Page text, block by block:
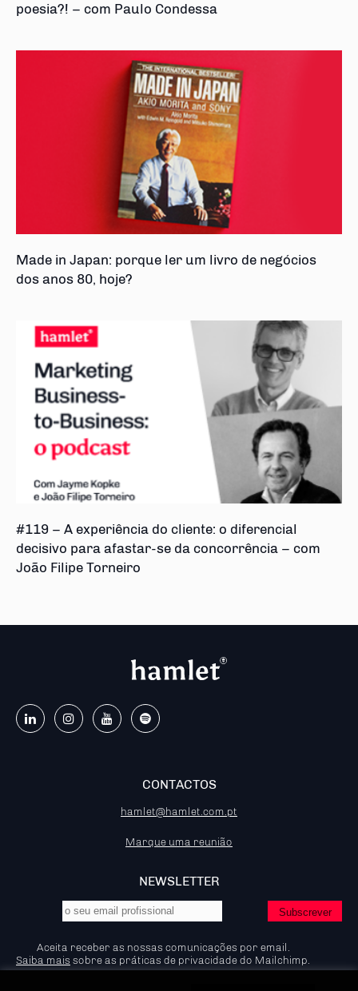
poesia?! – com Paulo Condessa
Made in Japan: porque ler um livro de negócios
dos anos 80, hoje?
#119 – A experiência do cliente: o diferencial
decisivo para afastar-se da concorrência – com
João Filipe Torneiro
CONTACTOS
hamlet@hamlet.com.pt
Marque uma reunião
NEWSLETTER
Aceita receber as nossas comunicações por email.
Saiba mais sobre as práticas de privacidade do Mailchimp.